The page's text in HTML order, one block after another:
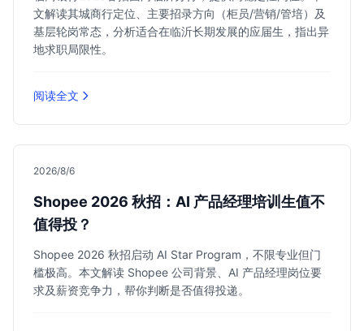
文解读其城商行定位、主要招录方向（柜员/营销/管培）及
基层轮岗常态，分析适合在临沂长期发展的应届生，指出异
地求职局限性。
阅读全文
2026/8/6
Shopee 2026 秋招：AI 产品经理培训生值不
值得投？
Shopee 2026 秋招启动 AI Star Program，不限专业但门
槛极高。本文解读 Shopee 公司背景、AI 产品经理岗位要
求及薪资竞争力，帮你判断是否值得投递。